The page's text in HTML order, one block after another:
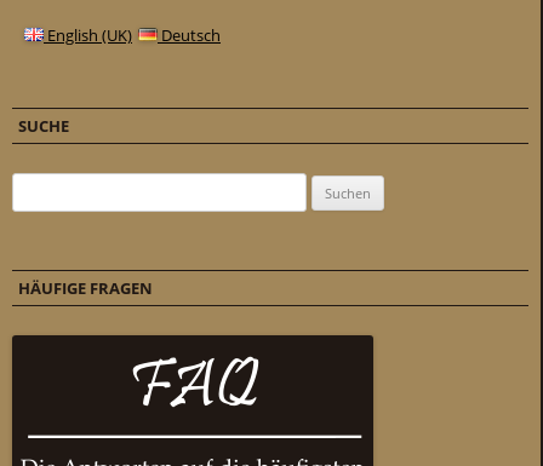
English (UK) Deutsch
SUCHE
HÄUFIGE FRAGEN